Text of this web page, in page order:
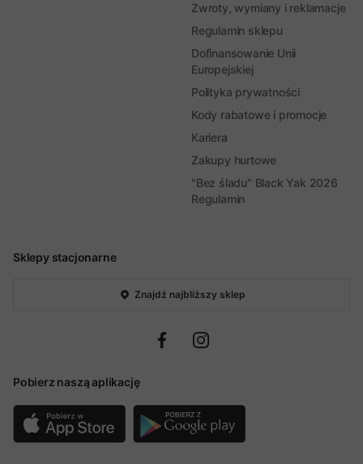
Sklepy stacjonarne
Znajdź najbliższy sklep
Pobierz naszą aplikację
Zwroty, wymiany i reklamacje
Regulamin sklepu
Dofinansowanie Unii
Europejskiej
Polityka prywatności
Kody rabatowe i promocje
Kariera
Zakupy hurtowe
"Bez śladu" Black Yak 2026
Regulamin